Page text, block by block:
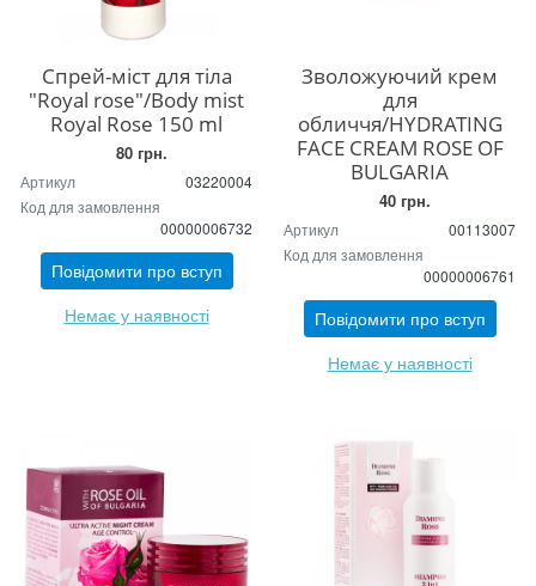
Спрей-міст для тіла
"Royal rose"/Body mist
Royal Rose 150 ml
80 грн.
Артикул
03220004
Код для замовлення
00000006732
Повідомити про вступ
Немає у наявності
Зволожуючий крем
для
обличчя/HYDRATING
FACE CREAM ROSE OF
BULGARIA
40 грн.
Артикул
00113007
Код для замовлення
00000006761
Повідомити про вступ
Немає у наявності